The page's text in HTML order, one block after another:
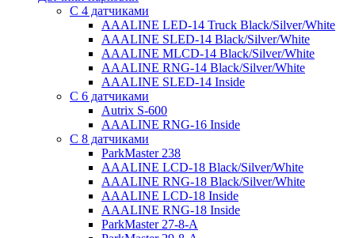
С 4 датчиками
AAALINE LED-14 Truck Black/Silver/White
AAALINE SLED-14 Black/Silver/White
AAALINE MLCD-14 Black/Silver/White
AAALINE RNG-14 Black/Silver/White
AAALINE SLED-14 Inside
С 6 датчиками
Autrix S-600
AAALINE RNG-16 Inside
С 8 датчиками
ParkMaster 238
AAALINE LCD-18 Black/Silver/White
AAALINE RNG-18 Black/Silver/White
AAALINE LCD-18 Inside
AAALINE RNG-18 Inside
ParkMaster 27-8-A